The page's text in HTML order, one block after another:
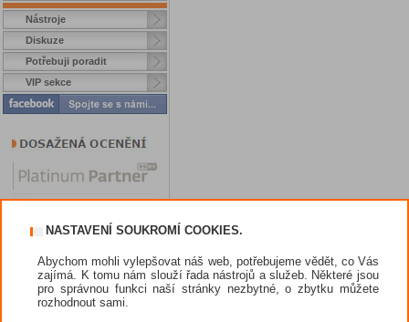
Nástroje
Diskuze
Potřebuji poradit
VIP sekce
NASTAVENÍ SOUKROMÍ COOKIES.
Abychom mohli vylepšovat náš web, potřebujeme vědět, co Vás
zajímá. K tomu nám slouží řada nástrojů a služeb. Některé jsou
pro správnou funkci naší stránky nezbytné, o zbytku můžete
rozhodnout sami.